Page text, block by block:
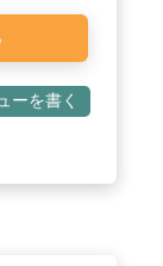
ーを書く